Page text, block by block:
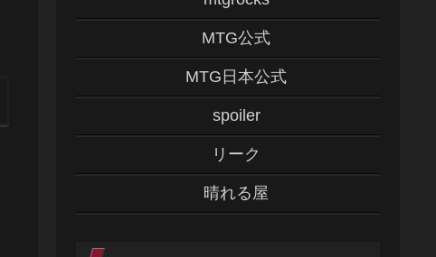
MTG公式
MTG日本公式
spoiler
リーク
晴れる屋